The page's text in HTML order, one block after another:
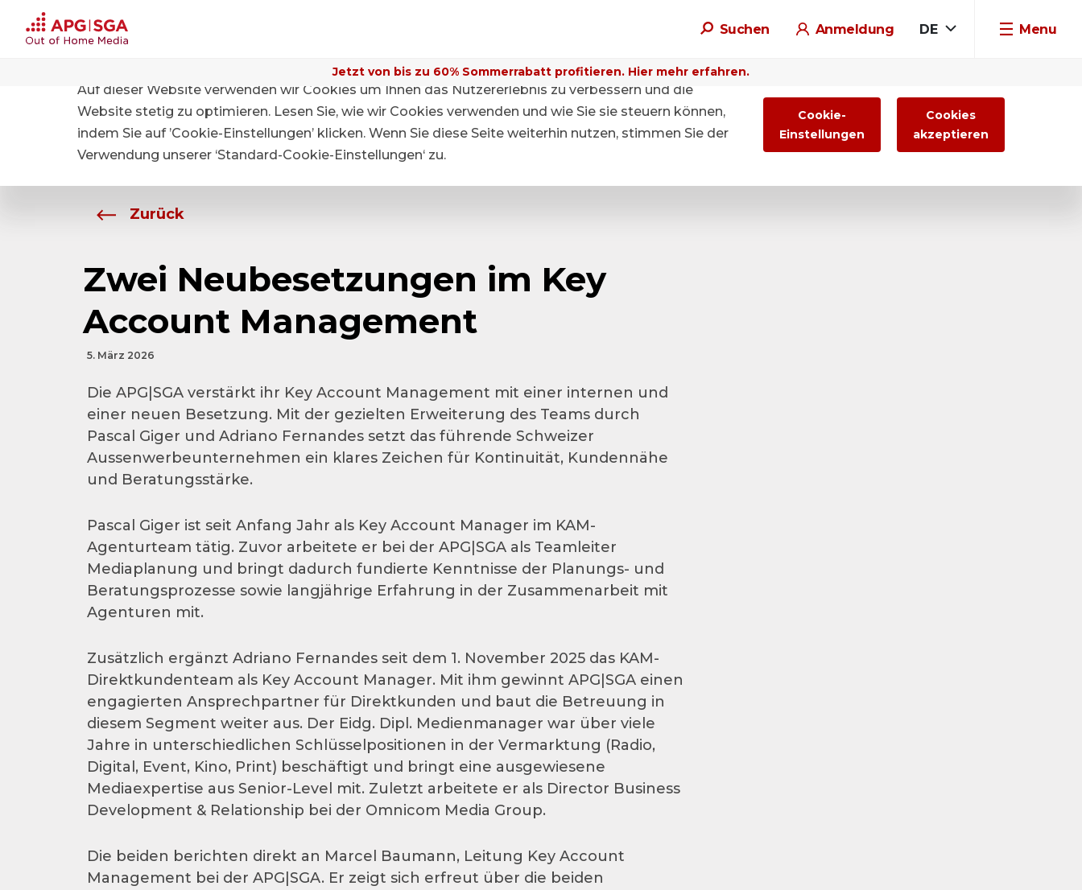
Suchen Anmeldung DE Menu
Jetzt von bis zu 60% Sommerrabatt profitieren. Hier mehr erfahren.
Über APG|SGA Medien
Zurück
Zwei Neubesetzungen im Key
Account Management
5. März 2026
Die APG|SGA verstärkt ihr Key Account Management mit einer internen und
einer neuen Besetzung. Mit der gezielten Erweiterung des Teams durch
Pascal Giger und Adriano Fernandes setzt das führende Schweizer
Aussenwerbeunternehmen ein klares Zeichen für Kontinuität, Kundennähe
und Beratungsstärke.
Pascal Giger ist seit Anfang Jahr als Key Account Manager im KAM-
Agenturteam tätig. Zuvor arbeitete er bei der APG|SGA als Teamleiter
Mediaplanung und bringt dadurch fundierte Kenntnisse der Planungs- und
Beratungsprozesse sowie langjährige Erfahrung in der Zusammenarbeit mit
Agenturen mit.
Zusätzlich ergänzt Adriano Fernandes seit dem 1. November 2025 das KAM-
Direktkundenteam als Key Account Manager. Mit ihm gewinnt APG|SGA einen
engagierten Ansprechpartner für Direktkunden und baut die Betreuung in
diesem Segment weiter aus. Der Eidg. Dipl. Medienmanager war über viele
Jahre in unterschiedlichen Schlüsselpositionen in der Vermarktung (Radio,
Digital, Event, Kino, Print) beschäftigt und bringt eine ausgewiesene
Mediaexpertise aus Senior-Level mit. Zuletzt arbeitete er als Director Business
Development & Relationship bei der Omnicom Media Group.
Die beiden berichten direkt an Marcel Baumann, Leitung Key Account
Management bei der APG|SGA. Er zeigt sich erfreut über die beiden
Auf dieser Website verwenden wir Cookies um Ihnen das Nutzererlebnis zu verbessern und die
Website stetig zu optimieren. Lesen Sie, wie wir Cookies verwenden und wie Sie sie steuern können,
indem Sie auf ’Cookie-Einstellungen’ klicken. Wenn Sie diese Seite weiterhin nutzen, stimmen Sie der
Verwendung unserer ‘Standard-Cookie-Einstellungen‘ zu.
Cookie-
Einstellungen
Cookies
akzeptieren